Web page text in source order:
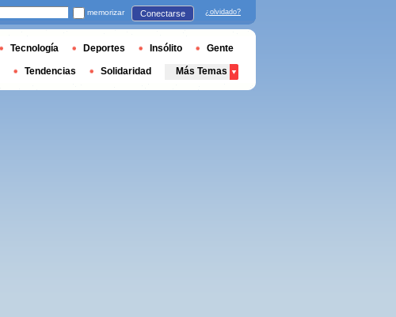
memorizar Conectarse ¿olvidado?
Tecnología Deportes Insólito Gente
Tendencias Solidaridad Más Temas